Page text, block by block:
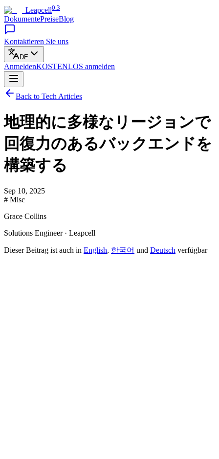
Leapcell0.3
DokumentePreiseBlog
Kontaktieren Sie uns
DE
AnmeldenKOSTENLOS anmelden
Back to Tech Articles
地理的に多様なリージョンで
回復力のあるバックエンドを
構築する
Sep 10, 2025
# Misc
Grace Collins
Solutions Engineer · Leapcell
Dieser Beitrag ist auch in English, 한국어 und Deutsch verfügbar